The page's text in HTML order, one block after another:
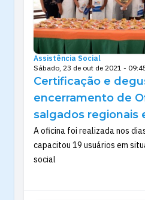
Assistência Social
Sábado, 23 de out de 2021 -
Certificação e
encerramento de
salgados regionais
A oficina foi realizada nos
capacitou 19 usuários em
social